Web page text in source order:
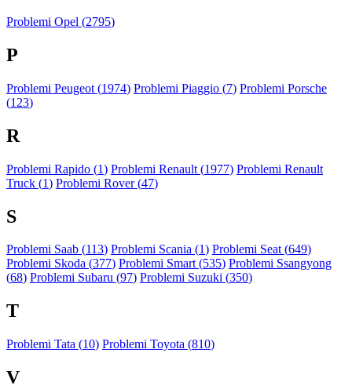
Problemi Opel (2795)
P
Problemi Peugeot (1974) Problemi Piaggio (7) Problemi Porsche
(123)
R
Problemi Rapido (1) Problemi Renault (1977) Problemi Renault
Truck (1) Problemi Rover (47)
S
Problemi Saab (113) Problemi Scania (1) Problemi Seat (649)
Problemi Skoda (377) Problemi Smart (535) Problemi Ssangyong
(68) Problemi Subaru (97) Problemi Suzuki (350)
T
Problemi Tata (10) Problemi Toyota (810)
V